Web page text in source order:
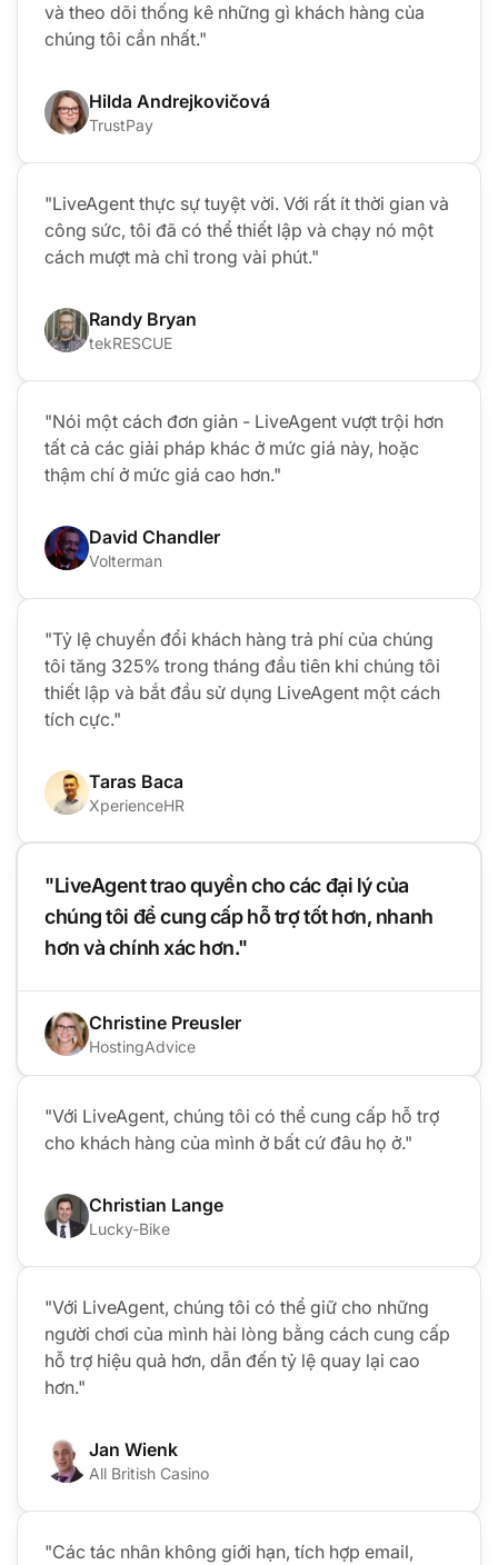
và theo dõi thống kê những gì khách hàng của
chúng tôi cần nhất."
Hilda Andrejkovičová
TrustPay
"LiveAgent thực sự tuyệt vời. Với rất ít thời gian và
công sức, tôi đã có thể thiết lập và chạy nó một
cách mượt mà chỉ trong vài phút."
Randy Bryan
tekRESCUE
"Nói một cách đơn giản - LiveAgent vượt trội hơn
tất cả các giải pháp khác ở mức giá này, hoặc
thậm chí ở mức giá cao hơn."
David Chandler
Volterman
"Tỷ lệ chuyển đổi khách hàng trả phí của chúng
tôi tăng 325% trong tháng đầu tiên khi chúng tôi
thiết lập và bắt đầu sử dụng LiveAgent một cách
tích cực."
Taras Baca
XperienceHR
"LiveAgent trao quyền cho các đại lý của
chúng tôi để cung cấp hỗ trợ tốt hơn, nhanh
hơn và chính xác hơn."
Christine Preusler
HostingAdvice
"Với LiveAgent, chúng tôi có thể cung cấp hỗ trợ
cho khách hàng của mình ở bất cứ đâu họ ở."
Christian Lange
Lucky-Bike
"Với LiveAgent, chúng tôi có thể giữ cho những
người chơi của mình hài lòng bằng cách cung cấp
hỗ trợ hiệu quả hơn, dẫn đến tỷ lệ quay lại cao
hơn."
Jan Wienk
All British Casino
"Các tác nhân không giới hạn, tích hợp email,